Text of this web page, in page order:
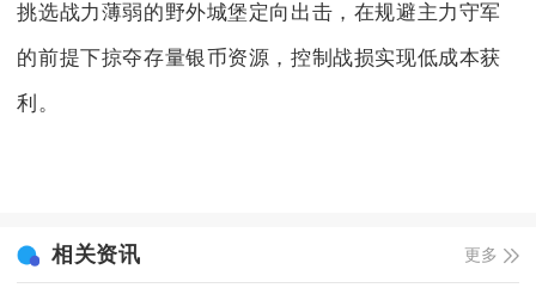
挑选战力薄弱的野外城堡定向出击，在规避主力守军
的前提下掠夺存量银币资源，控制战损实现低成本获
利。
相关资讯 更多